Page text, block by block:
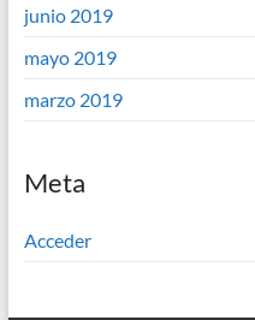
junio 2019
mayo 2019
marzo 2019
Meta
Acceder